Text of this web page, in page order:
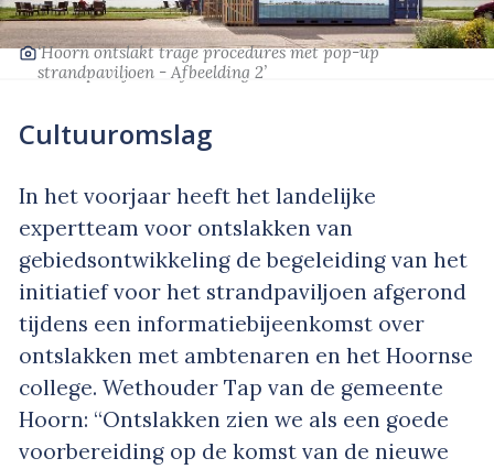
‘Hoorn ontslakt trage procedures met pop-up
strandpaviljoen - Afbeelding 2’
Cultuuromslag
In het voorjaar heeft het landelijke
expertteam voor ontslakken van
gebiedsontwikkeling de begeleiding van het
initiatief voor het strandpaviljoen afgerond
tijdens een informatiebijeenkomst over
ontslakken met ambtenaren en het Hoornse
college. Wethouder Tap van de gemeente
Hoorn: “Ontslakken zien we als een goede
voorbereiding op de komst van de nieuwe